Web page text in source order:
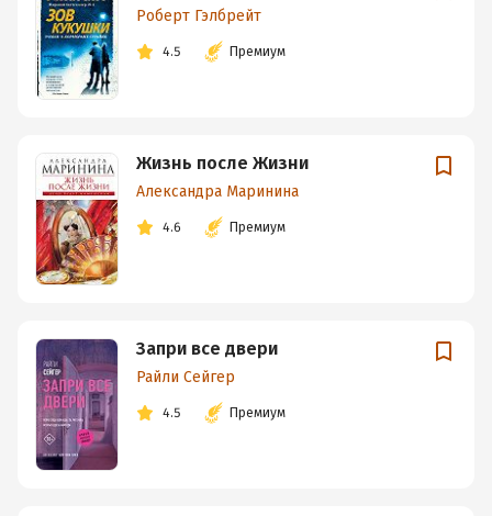
Роберт Гэлбрейт
4.5 Премиум
Жизнь после Жизни
Александра Маринина
4.6 Премиум
Запри все двери
Райли Сейгер
4.5 Премиум